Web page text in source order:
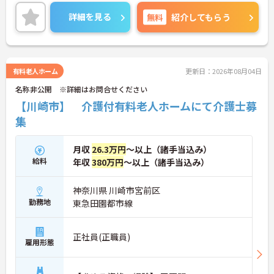
努め、チームケアの実践を通じてあらゆるサービス
において常に一定レベル以上の介護サービスを提供
して参りました。また他社とは違い施設を先に立て
るのではなく人材を確保してから施設を立てる形と
す。ご興味を持たれた方は面接対策ポイントや求人
の詳細などお話しいたしますのでお気軽にお問い合
わせ下さい。
詳細を見る 無料 紹介してもらう
有料老人ホーム 更新日：2026年08月04日
名称非公開 ※詳細はお問合せください
【川崎市】 介護付有料老人ホームにて介護士募
集
給料
月収 26.3万円～以上（諸手当込み）
年収380万円～以上（諸手当込み）
勤務地
神奈川県 川崎市宮前区
東急田園都市線
雇用形態 正社員(正職員)